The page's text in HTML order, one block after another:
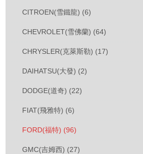
CITROEN(雪鐵龍) (6)
CHEVROLET(雪佛蘭) (64)
CHRYSLER(克萊斯勒) (17)
DAIHATSU(大發) (2)
DODGE(道奇) (22)
FIAT(飛雅特) (6)
FORD(福特) (96)
GMC(吉姆西) (27)